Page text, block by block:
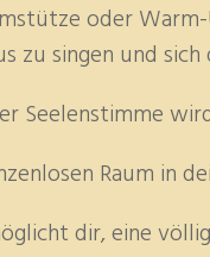
oder
zu singen und
Seelenstimme
Raum in
dir, eine